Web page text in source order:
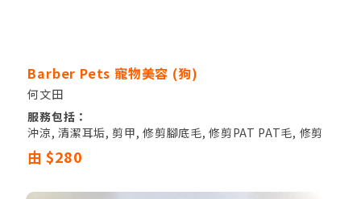
Barber Pets 寵物美容 (狗)
何文田
服務包括：
沖涼, 清潔耳垢, 剪甲, 修剪腳底毛, 修剪PAT PAT毛, 修剪
遮蓋眼睛毛, 清潔肛門腺
由 $280